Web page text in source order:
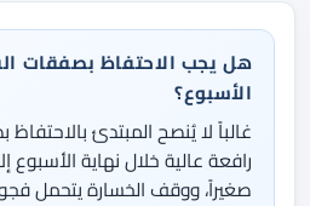
هل يجب الاحتفاظ بصفقات
الأسبوع؟
غالباً لا يُنصح المبتدئ
رافعة عالية خلال نهاية الأسبوع
صغيراً، ووقف الخسارة يتحمل